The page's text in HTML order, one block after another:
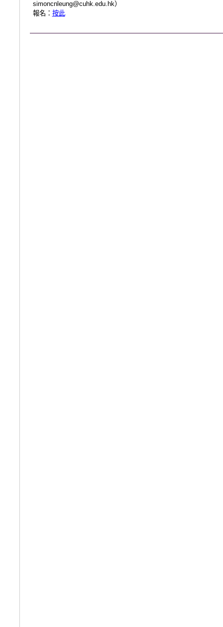
simoncnleung@cuhk.edu.hk）
報名： 按此